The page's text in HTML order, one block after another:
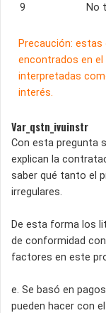
9 No
Precaución:
encontrados en el
interpretadas
interés.
Var_qstn_ivuinstr
Con esta pregunta
explican la
saber qué tanto el
irregulares.
De esta forma los
de conformidad
factores en este
e. Se basó en
pueden hacer con